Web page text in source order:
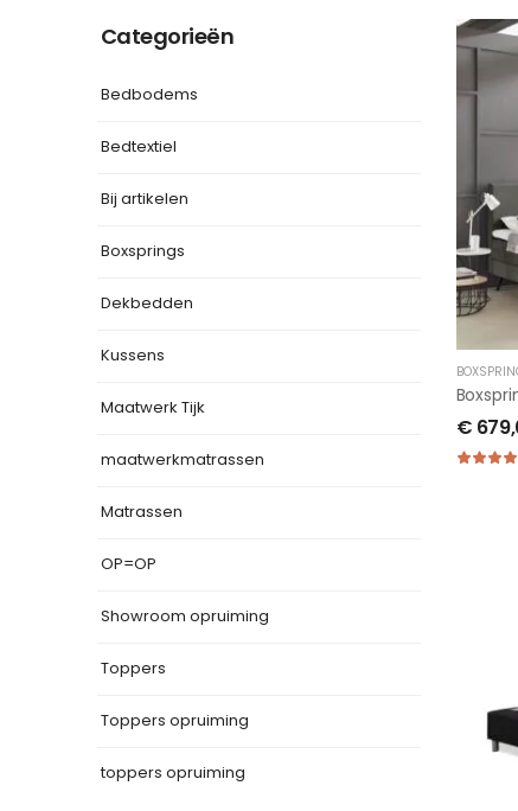
Categorieën
Bedbodems
Bedtextiel
Bij artikelen
Boxsprings
Dekbedden
Kussens
Maatwerk Tijk
maatwerkmatrassen
Matrassen
OP=OP
Showroom opruiming
Toppers
Toppers opruiming
toppers opruiming
€